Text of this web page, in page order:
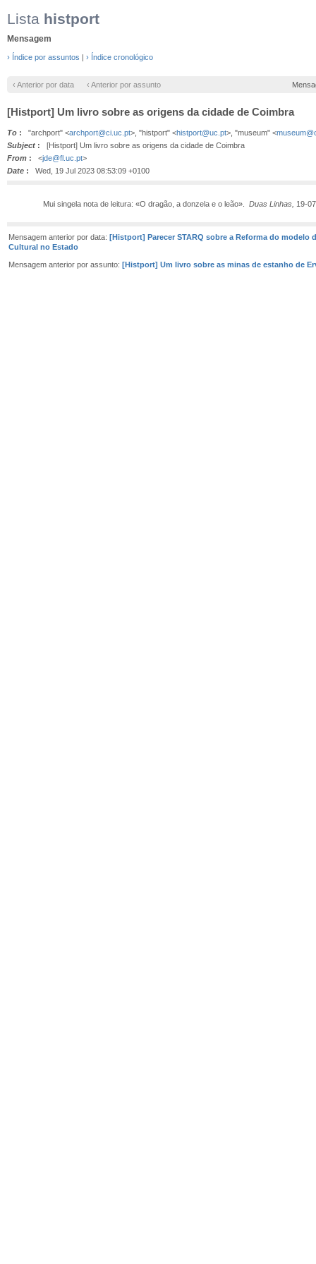
Lista histport
Mensagem
› Índice por assuntos | › Índice cronológico
‹ Anterior por data ‹ Anterior por assunto
[Histport] Um livro sobre as origens da cidade de Coimbra
To : "archport" <archport@ci.uc.pt>, "histport" <histport@uc.pt>, "museum" <
Subject : [Histport] Um livro sobre as origens da cidade de Coimbra
From : <jde@fl.uc.pt>
Date : Wed, 19 Jul 2023 08:53:09 +0100
Mui singela nota de leitura: «O dragão, a donzela e o leão». Duas Linhas, 19-
Mensagem anterior por data: [Histport] Parecer STARQ sobre a Reforma do modelo
Cultural no Estado
Mensagem anterior por assunto: [Histport] Um livro sobre as minas de estanho de